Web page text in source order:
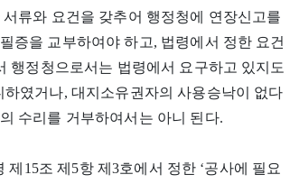
류와 요건을 갖추어 행정청에 연장신고를
증을 교부하여야 하고, 법령에서 정한 요건
행정청으로서는 법령에서 요구하고 있지도
였거나, 대지소유권자의 사용승낙이 없다
수리를 거부하여서는 아니 된다.
15조 제5항 제3호에서 정한 ‘공사에 필요